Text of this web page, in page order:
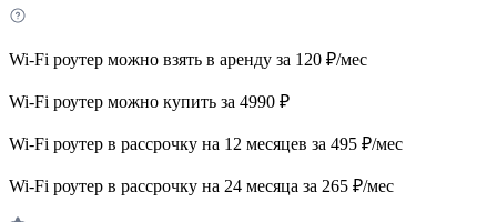
Wi-Fi роутер можно взять в аренду за 120 ₽/мес
Wi-Fi роутер можно купить за 4990 ₽
Wi-Fi роутер в рассрочку на 12 месяцев за 495 ₽/мес
Wi-Fi роутер в рассрочку на 24 месяца за 265 ₽/мес